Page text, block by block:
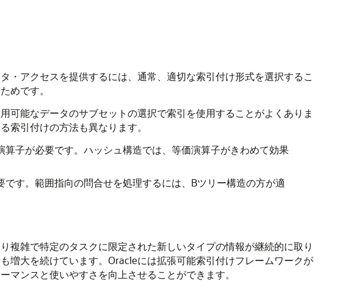
アクセスを提供するには、通常、適切な索引付け形式を選択するこ
めです。
能なデータのサブセットの選択で索引を使用することがよくありま
索引付けの方法も異なります。
子が必要です。ハッシュ構造では、等価演算子がきわめて効果
す。範囲指向の問合せを処理するには、Bツリー構造の方が適
雑で特定のタスクに限定された新しいタイプの情報が継続的に取り
増大を続けています。Oracleには拡張可能索引付けフレームワークが
ンスと使いやすさを向上させることができます。